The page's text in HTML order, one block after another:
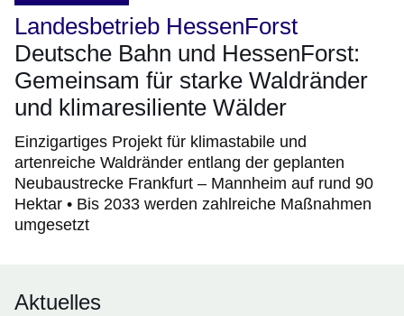
Landesbetrieb HessenForst
Deutsche Bahn und HessenForst:
Gemeinsam für starke Waldränder
und klimaresiliente Wälder
Einzigartiges Projekt für klimastabile und
artenreiche Waldränder entlang der geplanten
Neubaustrecke Frankfurt – Mannheim auf rund 90
Hektar • Bis 2033 werden zahlreiche Maßnahmen
umgesetzt
Aktuelles